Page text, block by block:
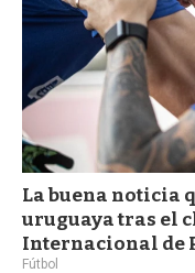
La buena noticia
uruguaya tras el
Internacional de
Fútbol